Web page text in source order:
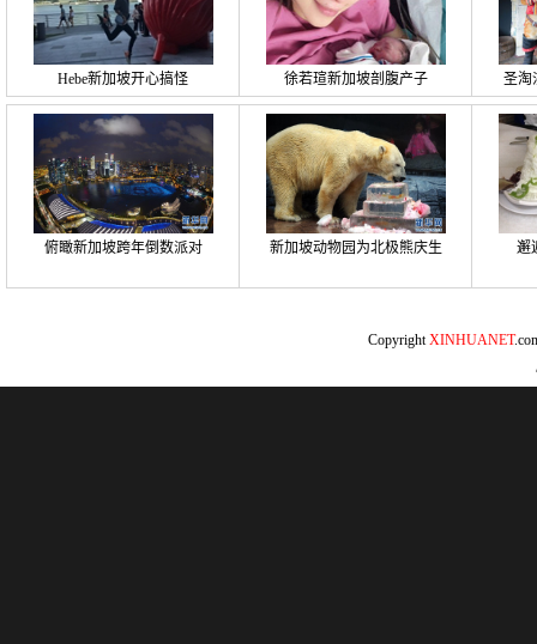
Hebe新加坡开心搞怪 徐若瑄新加坡剖腹产子 圣淘
俯瞰新加坡跨年倒数派对 新加坡动物园为北极熊庆生 邂
CopyrightXINHUANET